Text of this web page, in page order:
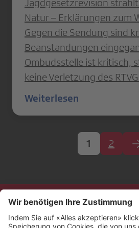
Jagdgesetzrevision
Natur – Erklärungen zum
Gegen die Sendung sind
Beanstandungen
Ombudsstelle ist kritisch,
keine Verletzung des
Weiterlesen
1 2
Kontakt